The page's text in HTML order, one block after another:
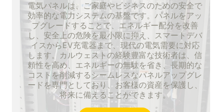
電気パネルは、ご家庭やビジネスのための安全で
効率的な電力システムの基盤です。パネルをアッ
プグレードすることで、エネルギー配分を改善
し、安全上の危険を最小限に抑え、スマートデバ
イスからEV充電器まで、現代の電気需要に対応
します。カルウェストの経験豊富な技術者は、信
頼性を高め、エネルギーの無駄を省き、長期的な
コストを削減するシームレスなパネルアップグレ
ードを専門としており、お客様の資産を保護し、
将来に備えることができます。